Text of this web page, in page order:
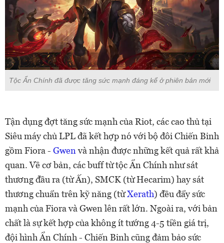
Tộc Ẩn Chính đã được tăng sức mạnh đáng kể ở phiên bản mới
Tận dụng đợt tăng sức mạnh của Riot, các cao thủ tại
Siêu máy chủ LPL đã kết hợp nó với bộ đôi Chiến Binh
gồm Fiora - Gwenvà nhận được những kết quả rất khả
quan. Về cơ bản, các buff từ tộc Ẩn Chính như sát
thương đầu ra (từ Ấn), SMCK (từ Hecarim) hay sát
thương chuẩn trên kỹ năng (từXerath) đều đẩy sức
mạnh của Fiora và Gwen lên rất lớn. Ngoài ra, với bản
chất là sự kết hợp của không ít tướng 4-5 tiền giá trị,
đội hình Ẩn Chính - Chiến Binh cũng đảm bảo sức